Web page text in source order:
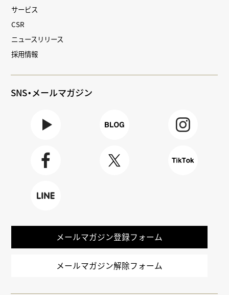
サービス
CSR
ニュースリリース
採用情報
SNS・メールマガジン
メールマガジン登録フォーム
メールマガジン解除フォーム